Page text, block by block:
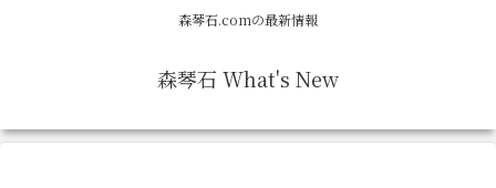
森琴石.comの最新情報
森琴石 What's New